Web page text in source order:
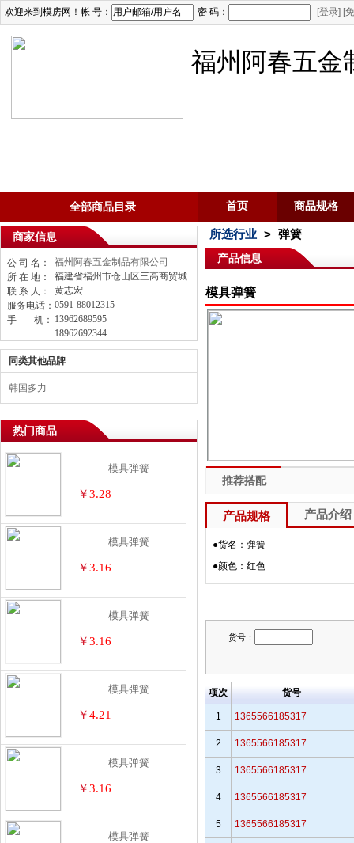
欢迎来到模房网！帐 号： 密 码： [登录] [
福州阿春五金
全部商品目录 首页 商品规格
商家信息
公 司 名：
福州阿春五金制品有限公司
所 在 地：
福建省福州市仓山区三高商贸城
联 系 人：
黄志宏
服务电话： 0591-88012315
手
机： 13962689595
18962692344
同类其他品牌
韩国多力
热门商品
模具弹簧
￥3.28
模具弹簧
￥3.16
模具弹簧
￥3.16
模具弹簧
￥4.21
模具弹簧
￥3.16
模具弹簧
所选行业 > 弹簧
产品信息
模具弹簧
推荐搭配
产品规格 产品介绍
●货名：弹簧
●颜色：红色
货号：
项次 货号
1 1365566185317
2 1365566185317
3 1365566185317
4 1365566185317
5 1365566185317